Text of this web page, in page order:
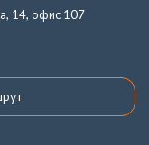
14, офис 107